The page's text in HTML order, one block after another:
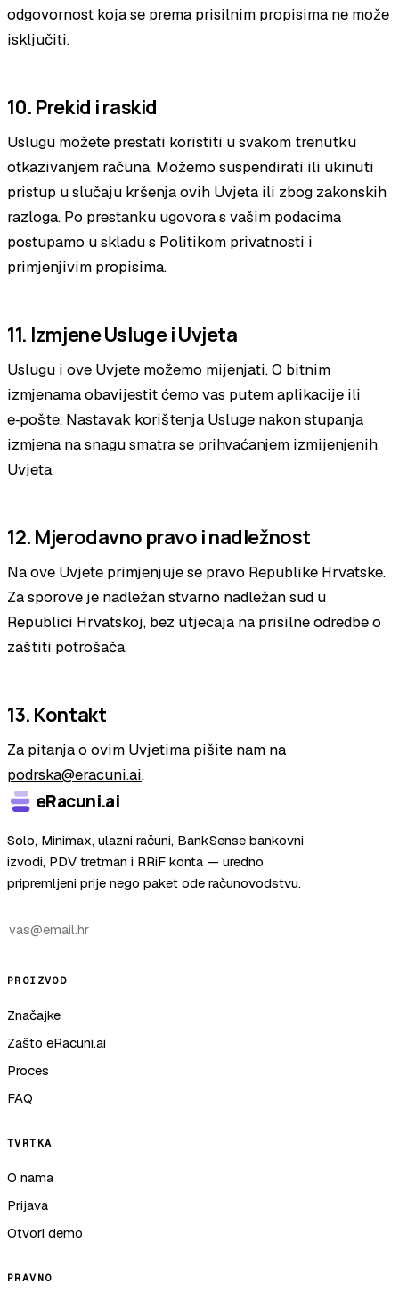
odgovornost koja se prema prisilnim propisima ne može
isključiti.
10. Prekid i raskid
Uslugu možete prestati koristiti u svakom trenutku
otkazivanjem računa. Možemo suspendirati ili ukinuti
pristup u slučaju kršenja ovih Uvjeta ili zbog zakonskih
razloga. Po prestanku ugovora s vašim podacima
postupamo u skladu s Politikom privatnosti i
primjenjivim propisima.
11. Izmjene Usluge i Uvjeta
Uslugu i ove Uvjete možemo mijenjati. O bitnim
izmjenama obavijestit ćemo vas putem aplikacije ili
e‑pošte. Nastavak korištenja Usluge nakon stupanja
izmjena na snagu smatra se prihvaćanjem izmijenjenih
Uvjeta.
12. Mjerodavno pravo i nadležnost
Na ove Uvjete primjenjuje se pravo Republike Hrvatske.
Za sporove je nadležan stvarno nadležan sud u
Republici Hrvatskoj, bez utjecaja na prisilne odredbe o
zaštiti potrošača.
13. Kontakt
Za pitanja o ovim Uvjetima pišite nam na
podrska@eracuni.ai.
eRacuni.ai
Solo, Minimax, ulazni računi, BankSense bankovni
izvodi, PDV tretman i RRiF konta — uredno
pripremljeni prije nego paket ode računovodstvu.
PROIZVOD
Značajke
Zašto eRacuni.ai
Proces
FAQ
TVRTKA
O nama
Prijava
Otvori demo
PRAVNO